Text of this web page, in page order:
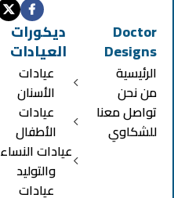
Doctor
Designs
الرئيسية
من نحن
تواصل معنا
للشكاوي
ديكورات
العيادات
عيادات
الأسنان
عيادات
الأطفال
عيادات النساء
والتوليد
عيادات